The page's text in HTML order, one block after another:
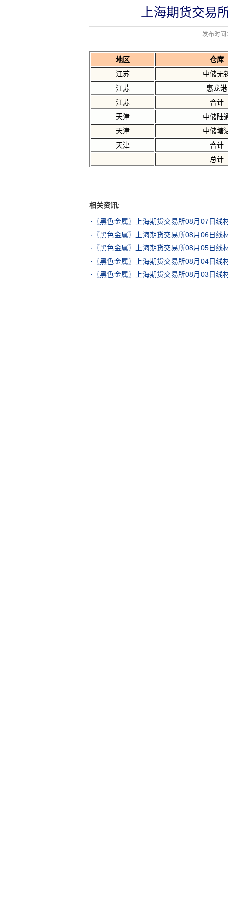
上海期货交易
发布时
地区
仓库
江苏
中储无
江苏
惠龙港
江苏
合计
天津
中储陆
天津
中储塘
天津
合计
总计
相关资讯:
·
〖黑色金属〗上海期货交易所08月07日线
·
〖黑色金属〗上海期货交易所08月06日线
·
〖黑色金属〗上海期货交易所08月05日线
·
〖黑色金属〗上海期货交易所08月04日线
·
〖黑色金属〗上海期货交易所08月03日线